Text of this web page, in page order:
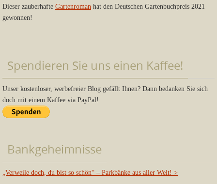
Dieser zauberhafte Gartenroman hat den Deutschen Gartenbuchpreis 2021
gewonnen!
Spendieren Sie uns einen Kaffee!
Unser kostenloser, werbefreier Blog gefällt Ihnen? Dann bedanken Sie sich
doch mit einem Kaffee via PayPal!
Bankgeheimnisse
„Verweile doch, du bist so schön“ – Parkbänke aus aller Welt! >